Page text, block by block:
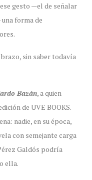
gesto —el de señalar
forma de
sin saber todavía
Bazán, a quien
de UVE BOOKS.
nadie, en su época,
con semejante carga
Galdós podría
ella.